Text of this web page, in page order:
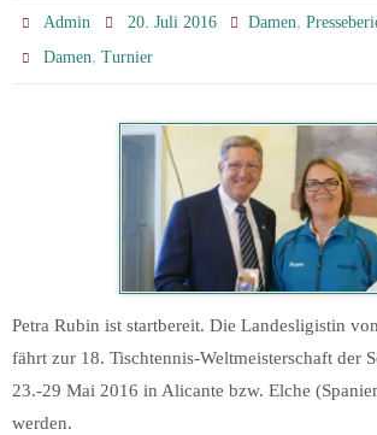
Admin 20. Juli 2016 Damen,
Damen,Turnier
Petra Rubin ist startbereit. Die Landesligistin
fährt zur 18. Tischtennis-Weltmeisterschaft der
23.-29 Mai 2016 in Alicante bzw. Elche
werden.